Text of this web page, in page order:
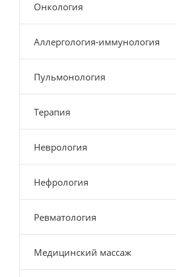
Онкология
Аллергология-иммунология
Пульмонология
Терапия
Неврология
Нефрология
Ревматология
Медицинский массаж